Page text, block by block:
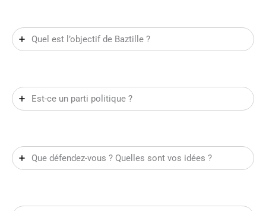
Quel est l’objectif de Baztille ?
Est-ce un parti politique ?
Que défendez-vous ? Quelles sont vos idées ?